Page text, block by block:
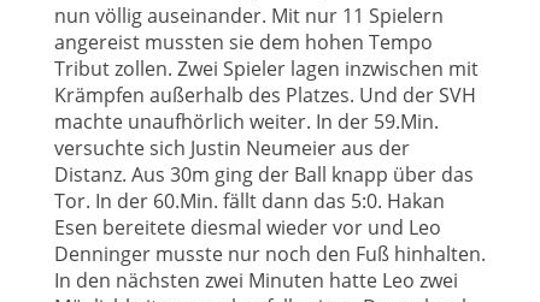
nun völlig auseinander. Mit nur 11 Spielern
angereist mussten sie dem hohen Tempo
Tribut zollen. Zwei Spieler lagen inzwischen mit
Krämpfen außerhalb des Platzes. Und der SVH
machte unaufhörlich weiter. In der 59.Min.
versuchte sich Justin Neumeier aus der
Distanz. Aus 30m ging der Ball knapp über das
Tor. In der 60.Min. fällt dann das 5:0. Hakan
Esen bereitete diesmal wieder vor und Leo
Denninger musste nur noch den Fuß hinhalten.
In den nächsten zwei Minuten hatte Leo zwei